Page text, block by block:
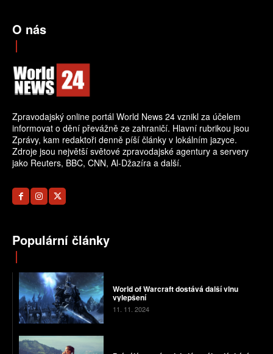
O nás
Zpravodajský online portál World News 24 vznikl za účelem
informovat o dění převážně ze zahraničí. Hlavní rubrikou jsou
Zprávy, kam redaktoři denně píší články v lokálním jazyce.
Zdroje jsou největší světové zpravodajské agentury a servery
jako Reuters, BBC, CNN, Al-Džazíra a další.
Populární články
World of Warcraft dostává další vlnu
vylepšení
11. 11. 2024